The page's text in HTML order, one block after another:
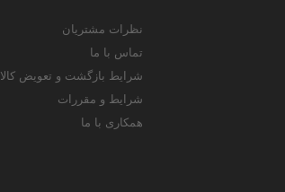
نظرات مشتریان
تماس با ما
شرایط بازگشت و تعویض کالا
شرایط و مقررات
همکاری با ما